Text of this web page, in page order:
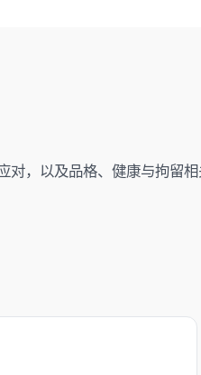
对，以及品格、健康与拘留